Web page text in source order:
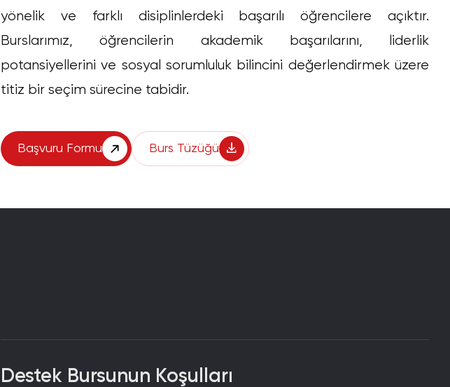
yönelik ve farklı disiplinlerdeki başarılı öğrencilere açıktır.
Burslarımız, öğrencilerin akademik başarılarını, liderlik
potansiyellerini ve sosyal sorumluluk bilincini değerlendirmek üzere
titiz bir seçim sürecine tabidir.
Başvuru Formu Burs Tüzüğü
Destek Bursunun Koşulları